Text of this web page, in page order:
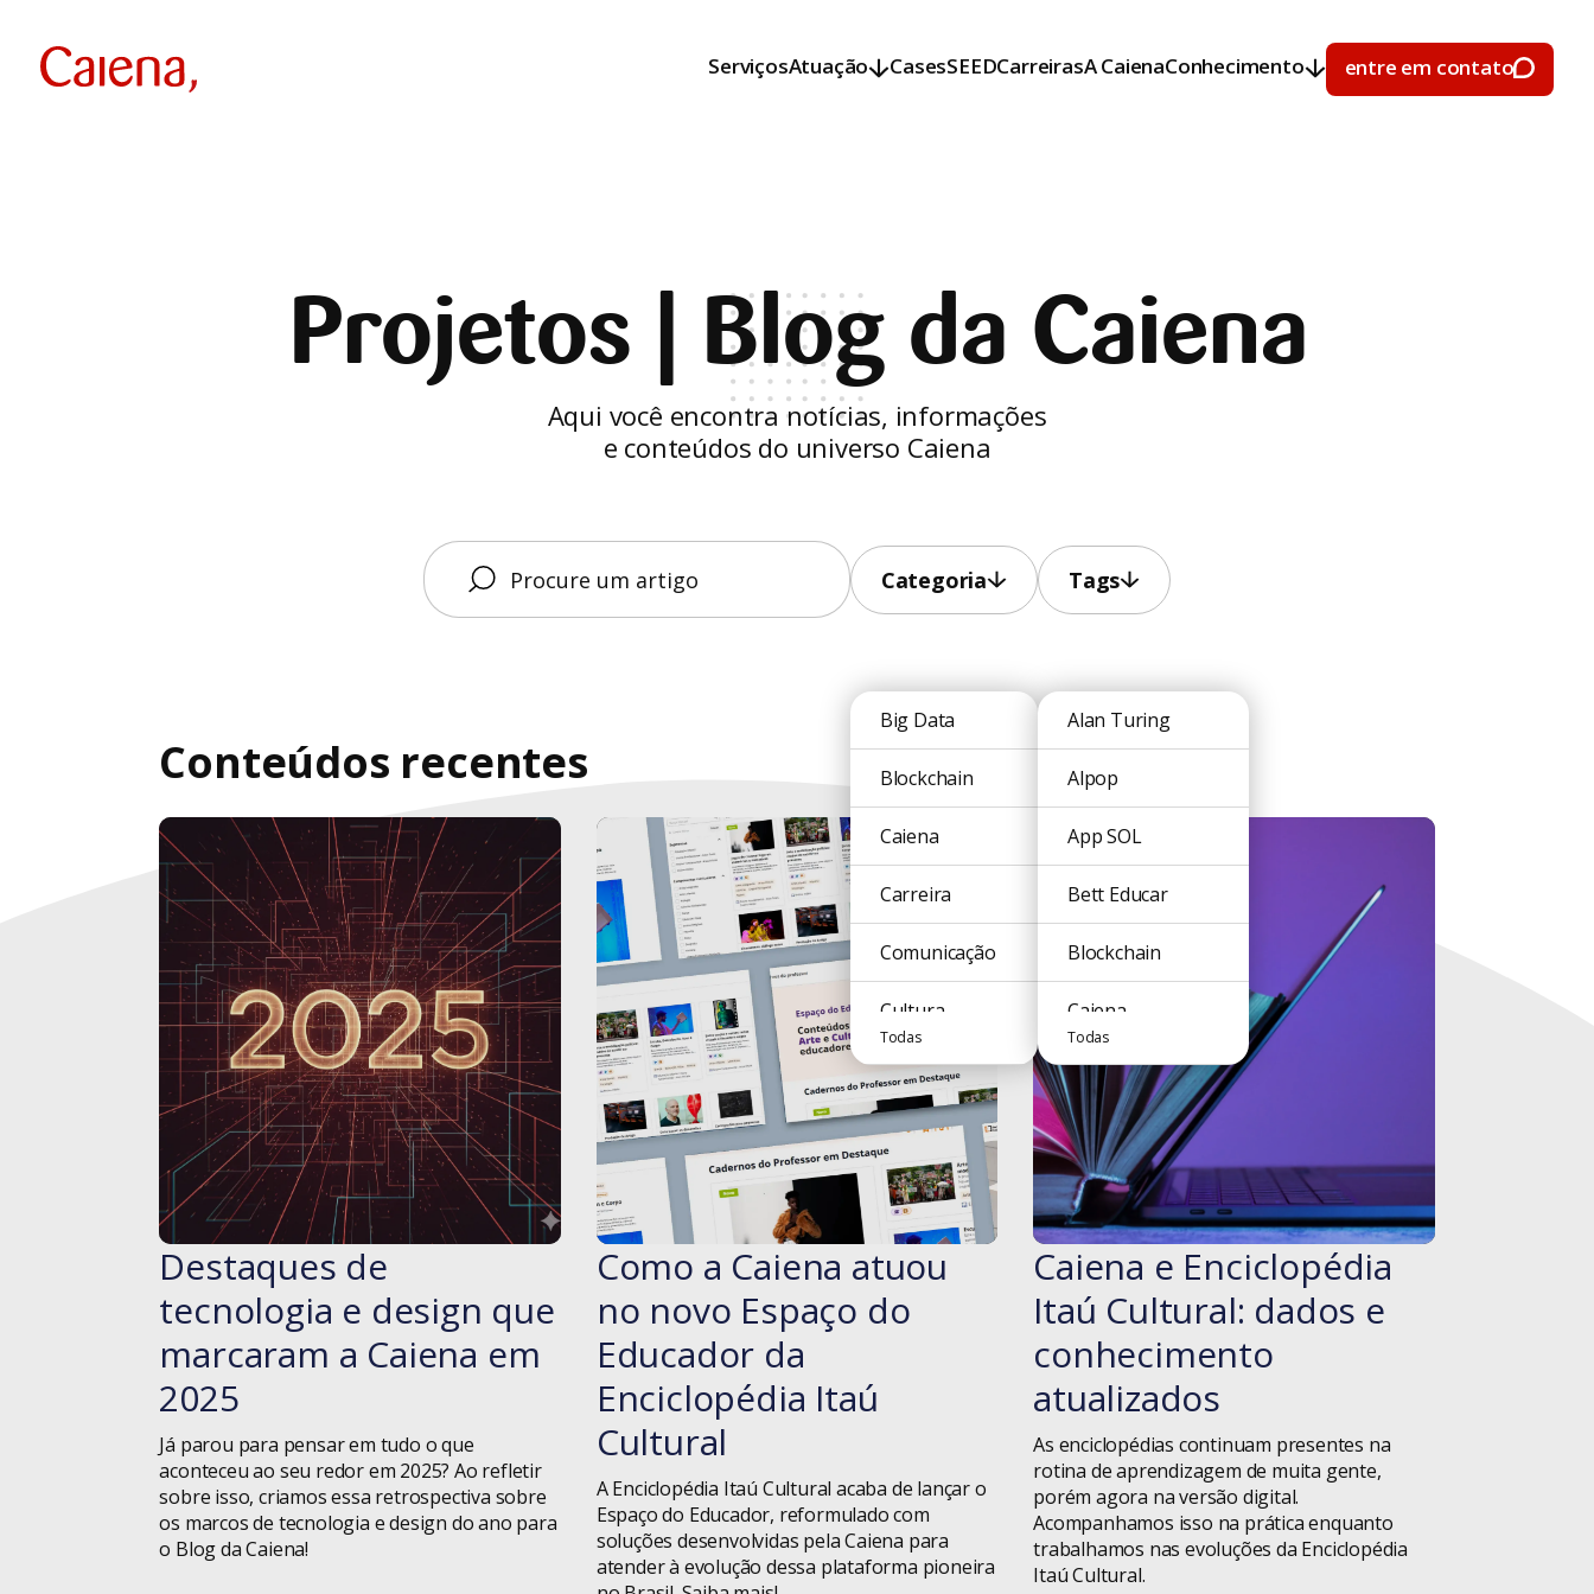
ServiçosAtuação
CasesSEEDCarreirasA CaienaConhecimento
entre em contato
entre em contato
Projetos | Blog da Caiena
Aqui você encontra notícias, informações
e conteúdos do universo Caiena
Categoria
Big Data
Blockchain
Caiena
Carreira
Comunicação
Cultura
Design
Design
Thinking
Dicas
Diversidade
Educação
Homeoffice
iF Design
Todas
Tags
Alan Turing
Alpop
App SOL
Bett Educar
Blockchain
Caiena
Campinas
Carreira
Ceará
Transparente
Cinema
Código Aberto
Comunicação
Consciência
Negra
Consultoria
Conviva
Todas
Conteúdos recentes
#blog
Destaques de
tecnologia e design que
marcaram a Caiena em
2025
Já parou para pensar em tudo o que
aconteceu ao seu redor em 2025? Ao refletir
sobre isso, criamos essa retrospectiva sobre
os marcos de tecnologia e design do ano para
o Blog da Caiena!
#blog
Como a Caiena atuou
no novo Espaço do
Educador da
Enciclopédia Itaú
Cultural
A Enciclopédia Itaú Cultural acaba de lançar o
Espaço do Educador, reformulado com
soluções desenvolvidas pela Caiena para
atender à evolução dessa plataforma pioneira
#blog
Caiena e Enciclopédia
Itaú Cultural: dados e
conhecimento
atualizados
As enciclopédias continuam presentes na
rotina de aprendizagem de muita gente,
porém agora na versão digital.
Acompanhamos isso na prática enquanto
trabalhamos nas evoluções da Enciclopédia
Itaú Cultural.